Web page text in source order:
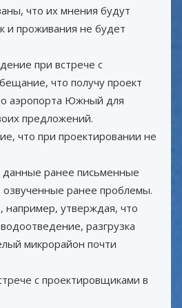
что их мнения будут
и проживания не будет
при встрече с
что получу проект
аэропорта Южный для
предложений.
что при проектировании не
ранее письменные
ранее проблемы.
утверждая, что
разгрузка
микрорайон почти
с проектировщиками в